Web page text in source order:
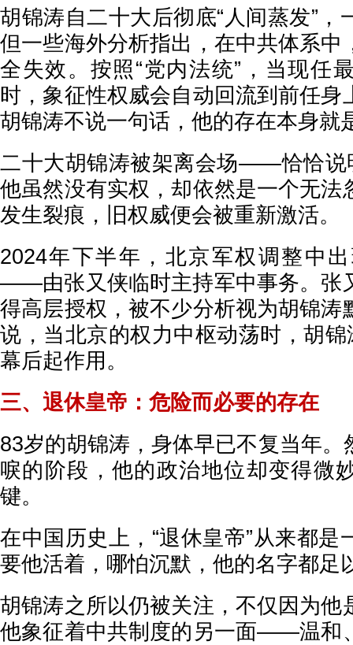
胡锦涛自二十大后彻底“人间蒸发”，
但一些海外分析指出，在中共体系中
全失效。按照“党内法统”，当现任
时，象征性权威会自动回流到前任身
胡锦涛不说一句话，他的存在本身就
二十大胡锦涛被架离会场——恰恰说
他虽然没有实权，却依然是一个无法
发生裂痕，旧权威便会被重新激活。
2024年下半年，北京军权调整中
——由张又侠临时主持军中事务。张
得高层授权，被不少分析视为胡锦涛
说，当北京的权力中枢动荡时，胡锦
幕后起作用。
三、退休皇帝：危险而必要的存在
83岁的胡锦涛，身体早已不复当年。
唳的阶段，他的政治地位却变得
键。
在中国历史上，“退休皇帝”从来都是
要他活着，哪怕沉默，他的名字都足
胡锦涛之所以仍被关注，不仅因为他
他象征着中共制度的另一面——温和